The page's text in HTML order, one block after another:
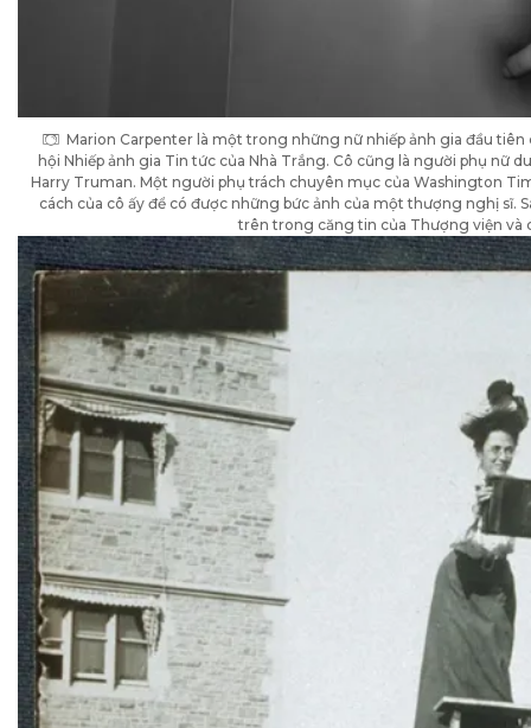
Marion Carpenter là một trong những nữ nhiếp ảnh gia đầu
hội Nhiếp ảnh gia Tin tức của Nhà Trắng. Cô cũng là người phụ nữ
Harry Truman. Một người phụ trách chuyên mục của Washington
cách của cô ấy để có được những bức ảnh của một thượng nghị sĩ.
trên trong căng tin của Thượng viện và